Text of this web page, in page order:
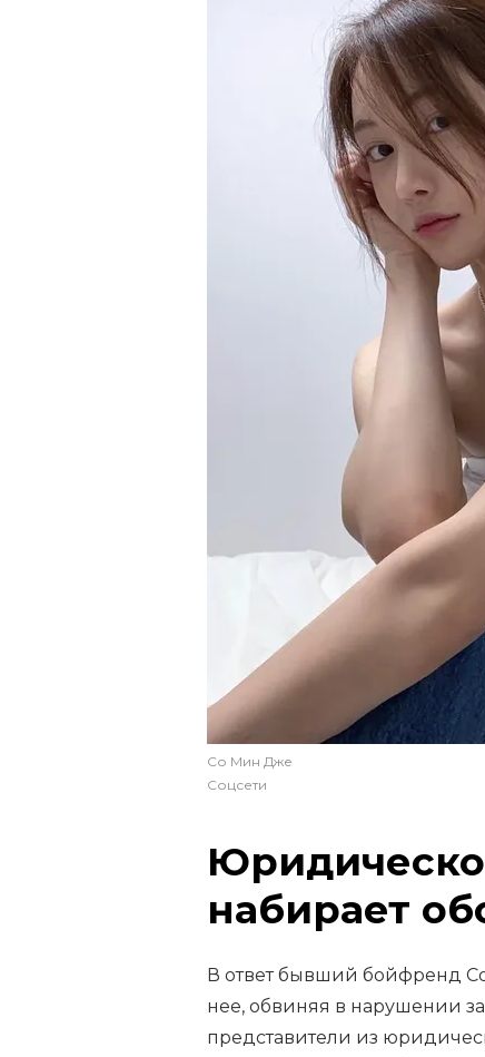
Со Мин Дже
Соцсети
набирает
В ответ бывший бойфренд
нее, обвиняя в нарушении
представители из